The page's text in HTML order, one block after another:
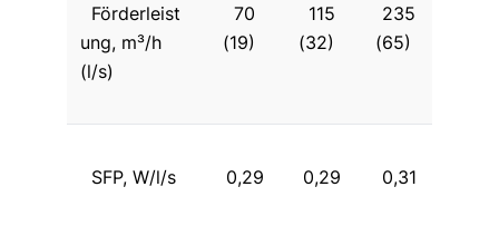
Förderleist
ung, m³/h
(l/s)
70
(19)
115
(32)
235
(65)
SFP, W/l/s 0,29 0,29 0,31